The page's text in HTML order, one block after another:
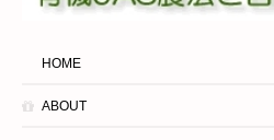
HOME
ABOUT